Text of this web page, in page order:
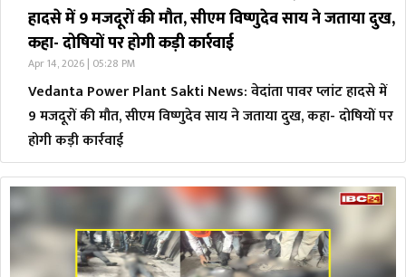
हादसे में 9 मजदूरों की मौत, सीएम विष्णुदेव साय ने जताया दुख,
कहा- दोषियों पर होगी कड़ी कार्रवाई
Apr 14, 2026 | 05:28 PM
Vedanta Power Plant Sakti News: वेदांता पावर प्लांट हादसे में
9 मजदूरों की मौत, सीएम विष्णुदेव साय ने जताया दुख, कहा- दोषियों पर
होगी कड़ी कार्रवाई